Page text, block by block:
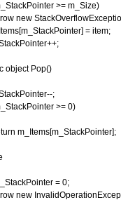
>= m_Size)
new
= item;
object Pop()
;
>= 0)
m_Items[m_StackPointer];
= 0;
new